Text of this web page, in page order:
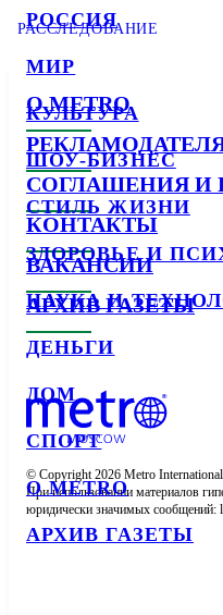
РОССИЯ
МИР
КУЛЬТУРА
ШОУ-БИЗНЕС
СТИЛЬ ЖИЗНИ
ЗДОРОВЬЕ И
НАУКА И
ДЕНЬГИ
ДОМ
СПОРТ
О METRO
АРХИВ ГАЗЕТЫ
РАССЛЕДОВАНИЕ
О METRO
СОГЛАШЕНИЯ И
КОНТАКТЫ
ВАКАНСИИ
АРХИВ ГАЗЕТЫ
© Copyright 2026 Metro International
При использовании материалов
юридически значимых сообщений: